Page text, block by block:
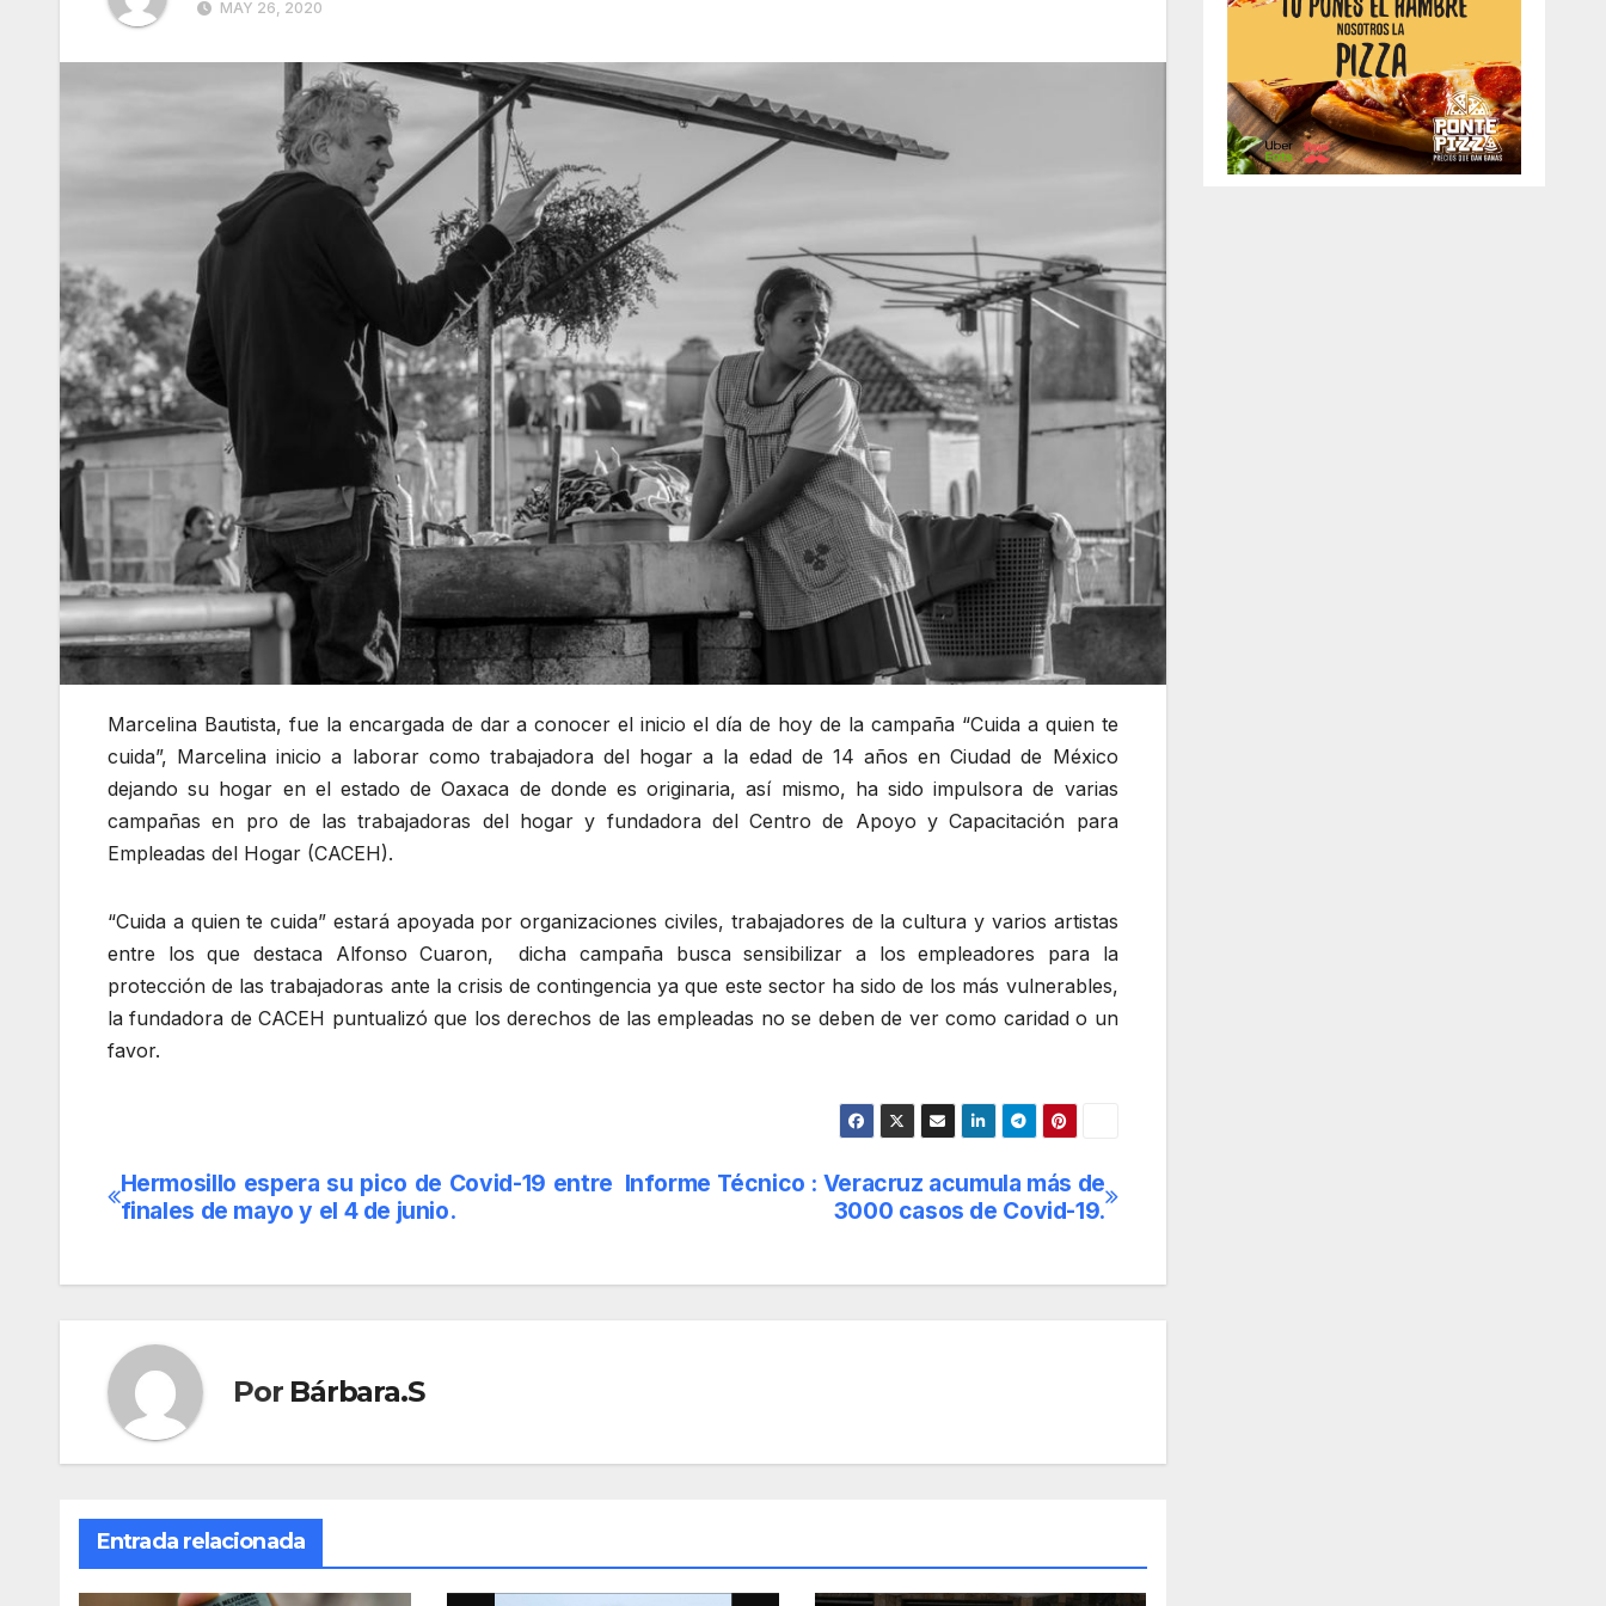
MAY 26, 2020
Marcelina Bautista, fue la encargada de dar a conocer el inicio el día de hoy de la campaña “Cuida a quien te
cuida”, Marcelina inicio a laborar como trabajadora del hogar a la edad de 14 años en Ciudad de México
dejando su hogar en el estado de Oaxaca de donde es originaria, así mismo, ha sido impulsora de varias
campañas en pro de las trabajadoras del hogar y fundadora del Centro de Apoyo y Capacitación para
Empleadas del Hogar (CACEH).
“Cuida a quien te cuida” estará apoyada por organizaciones civiles, trabajadores de la cultura y varios artistas
entre los que destaca Alfonso Cuaron, dicha campaña busca sensibilizar a los empleadores para la
protección de las trabajadoras ante la crisis de contingencia ya que este sector ha sido de los más vulnerables,
la fundadora de CACEH puntualizó que los derechos de las empleadas no se deben de ver como caridad o un
favor.
Navegación
entradas
Informe Técnico : Veracruz acumula más de
3000 casos de Covid-19.
Hermosillo espera su pico de Covid-19 entre
finales de mayo y el 4 de junio.
Por Bárbara.S
Entrada relacionada